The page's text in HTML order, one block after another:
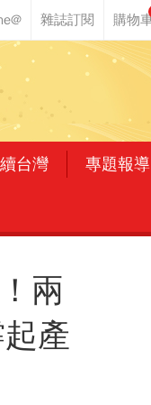
台灣 專題報導
兩
產